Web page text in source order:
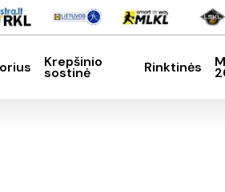
Krepšinio
sostinė Rinktinės